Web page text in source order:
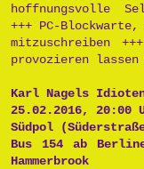
hoffnungsvolle
+++ PC-
mitzuschreiben
provozieren
Karl Nagels
25.02.2016, 20:00
Südpol
Bus 154 ab
Hammerbrook